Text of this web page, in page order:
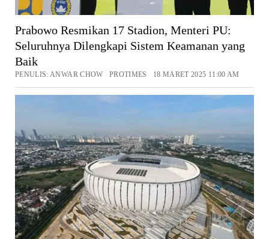
Prabowo Resmikan 17 Stadion, Menteri PU:
Seluruhnya Dilengkapi Sistem Keamanan yang
Baik
PENULIS: ANWAR CHOW PROTIMES 18 MARET 2025 11:00 AM